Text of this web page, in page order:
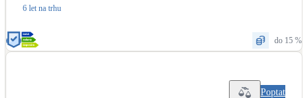
6 let na trhu
do 15 %
Poptat